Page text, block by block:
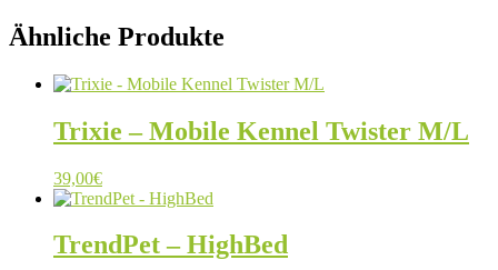
Ähnliche Produkte
Trixie – Mobile Kennel Twister M/L
39,00€
TrendPet – HighBed